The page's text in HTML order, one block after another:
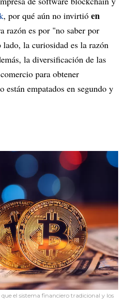
, por qué aún no invirtió en
razón es por "no saber por
la curiosidad es la razón
la diversificación de las
para obtener
están empatados en segundo y
que el sistema financiero tradicional y los